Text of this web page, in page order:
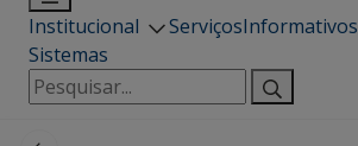
Institucional ServiçosInformativos
Sistemas
Pesquisar
por: